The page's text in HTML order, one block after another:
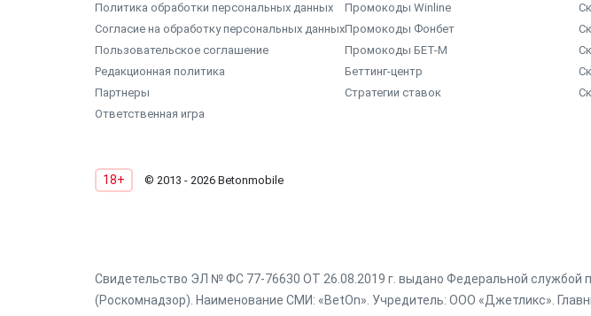
Политика обработки персональных данных
Согласие на обработку персональных данных
Пользовательское соглашение
Редакционная политика
Партнеры
Ответственная игра
Промокоды Winline
Промокоды Фонбет
Промокоды БЕТ-М
Беттинг-центр
Стратегии ставок
18+ © 2013 - 2026 Betonmobile
Свидетельство ЭЛ № ФС 77-76630 ОТ 26.08.2019 г. выдано Федеральной службой
(Роскомнадзор). Наименование СМИ: «BetOn». Учредитель: ООО «Джетликс».